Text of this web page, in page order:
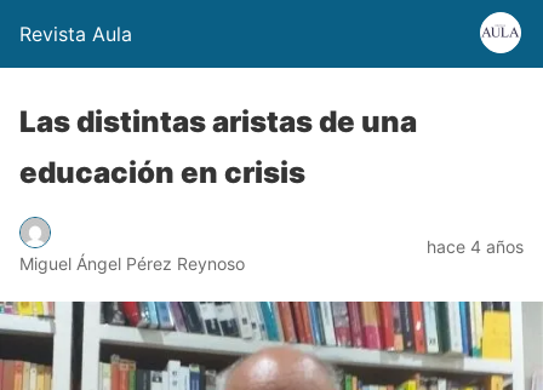
Revista Aula
Las distintas aristas de una
educación en crisis
Miguel Ángel Pérez Reynoso
hace 4 años